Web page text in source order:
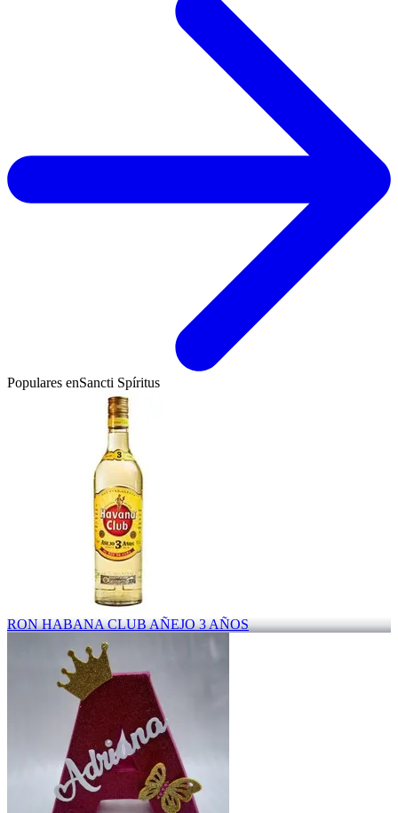
Populares enSancti Spíritus
RON HABANA CLUB AÑEJO 3 AÑOS